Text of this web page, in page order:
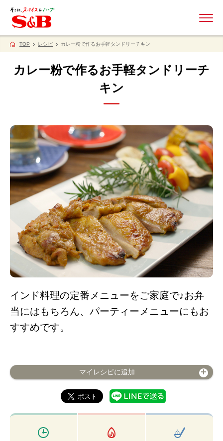
TOP レシピ カレー粉で作るお手軽タンドリーチキン
カレー粉で作るお手軽タンドリーチ
キン
インド料理の定番メニューをご家庭で♪お弁
当にはもちろん、パーティーメニューにもお
すすめです。
マイレシピに追加